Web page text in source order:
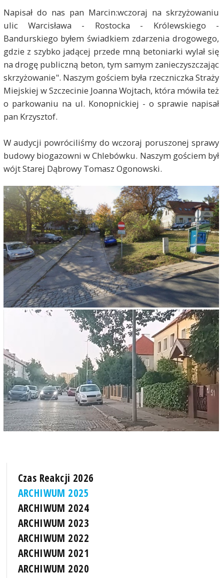
Napisał do nas pan Marcin:wczoraj na skrzyżowaniu
ulic Warcisława - Rostocka - Królewskiego -
Bandurskiego byłem świadkiem zdarzenia drogowego,
gdzie z szybko jadącej przede mną betoniarki wylał się
na drogę publiczną beton, tym samym zanieczyszczając
skrzyżowanie". Naszym gościem była rzeczniczka Straży
Miejskiej w Szczecinie Joanna Wojtach, która mówiła też
o parkowaniu na ul. Konopnickiej - o sprawie napisał
pan Krzysztof.
W audycji powróciliśmy do wczoraj poruszonej sprawy
budowy biogazowni w Chlebówku. Naszym gościem był
wójt Starej Dąbrowy Tomasz Ogonowski.
Czas Reakcji 2026
ARCHIWUM 2025
ARCHIWUM 2024
ARCHIWUM 2023
ARCHIWUM 2022
ARCHIWUM 2021
ARCHIWUM 2020